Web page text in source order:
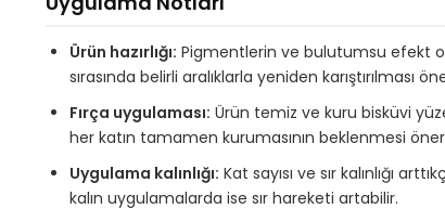
Ürün hazırlığı: Pigmentlerin ve bulutumsu efekt
sırasında belirli aralıklarla yeniden karıştırılması
Fırça uygulaması: Ürün temiz ve kuru bisküvi
her katın tamamen kurumasının beklenmesi
Uygulama kalınlığı: Kat sayısı ve sır kalınlığı
kalın uygulamalarda ise sır hareketi artabilir.